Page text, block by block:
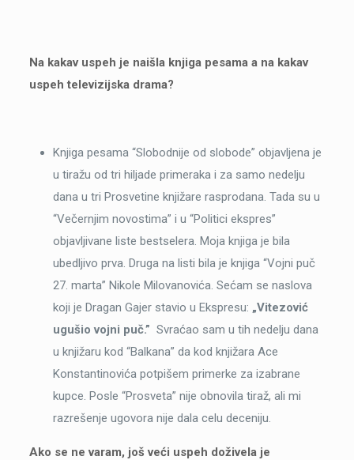
Na kakav uspeh je naišla knjiga pesama a na kakav
uspeh televizijska drama?
Knjiga pesama “Slobodnije od slobode” objavljena je
u tiražu od tri hiljade primeraka i za samo nedelju
dana u tri Prosvetine knjižare rasprodana. Tada su u
“Večernjim novostima” i u “Politici ekspres”
objavljivane liste bestselera. Moja knjiga je bila
ubedljivo prva. Druga na listi bila je knjiga “Vojni puč
27. marta” Nikole Milovanovića. Sećam se naslova
koji je Dragan Gajer stavio u Ekspresu: „Vitezović
ugušio vojni puč.” Svraćao sam u tih nedelju dana
u knjižaru kod “Balkana” da kod knjižara Ace
Konstantinovića potpišem primerke za izabrane
kupce. Posle “Prosveta” nije obnovila tiraž, ali mi
razrešenje ugovora nije dala celu deceniju.
Ako se ne varam, još veći uspeh doživela je